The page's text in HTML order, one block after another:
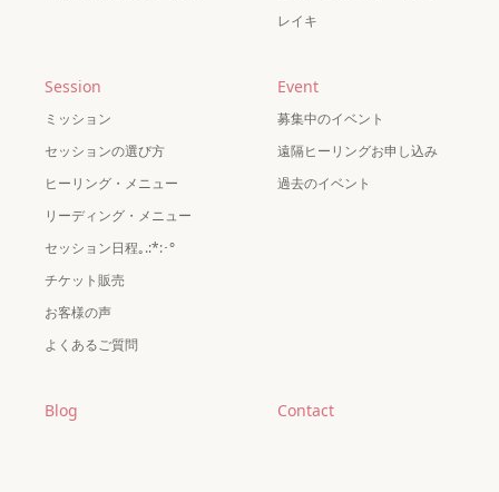
レイキ
Session
ミッション
セッションの選び方
ヒーリング・メニュー
リーディング・メニュー
セッション日程｡.:*:･°
チケット販売
お客様の声
よくあるご質問
Event
募集中のイベント
遠隔ヒーリングお申し込み
過去のイベント
Blog Contact